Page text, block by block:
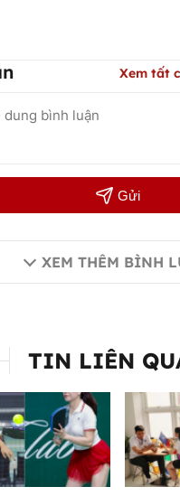
Xem tất
Gửi
XEM THÊM BÌNH
TIN LIÊN